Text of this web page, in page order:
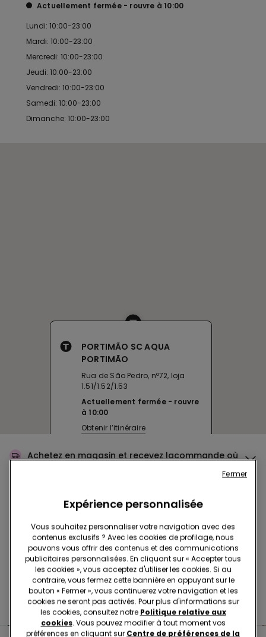
Actuellement fermée rouvre à 10:00
Lundi: 10:00-23:00
Mardi: 10:00-23:00
Mercredi: 10:00-23:00
Jeudi: 10:00-23:00
Vendredi: 10:00-23:00
Samedi: 10:00-23:00
Dimanche: 10:00-23:00
PORTIMÃO SC AQUA
PORTIMÃO
Rua de São Pedro, nº72, loja
1.51/1.52/1.53
Actuellement fermée
rouvre
à 10:00
Obtenir l’itinéraire
Achetez en magasin et recevez lacommande où
Achetez en ligne et récupérezvotre commande
Passez votre commandeoù vous voulez
Changer l'articleen magasin
Expérience personnalisée
Vous souhaitez personnaliser votre navigation avec des
contenus exclusifs ? Avec les cookies de profilage, nous
pouvons vous offrir des contenus et des communications
publicitaires personnalisées. En cliquant sur « Accepter tous
les cookies », vous acceptez d'utiliser les cookies. Si au
contraire, vous fermez cette bannière en appuyant sur le
bouton « Fermer », vous continuerez votre navigation et les
cookies ne seront pas activés. Pour plus d'informations sur
les cookies, consultez notre Politique relative aux
cookies. Vous pouvez modifier à tout moment vos
préférences en cliquant sur Centre de préférences de la
Fermer